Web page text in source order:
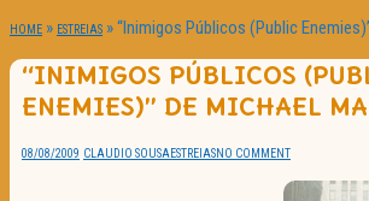
HOME » ESTREIAS »“Inimigos Públicos (Public
“INIMIGOS PÚBLICOS
ENEMIES)” DE MICHAEL
08/08/2009 CLAUDIO SOUSAESTREIASNO COMMENT